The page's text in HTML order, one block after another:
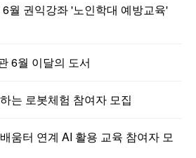
월 권익강좌 '노인학대 예방교육'
6월 이달의 도서
는 로봇체험 참여자 모집
움터 연계 AI 활용 교육 참여자 모